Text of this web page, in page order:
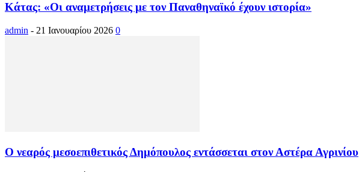
Κάτας: «Οι αναμετρήσεις με τον Παναθηναϊκό έχουν ιστορία»
admin - 21 Ιανουαρίου 2026 0
Ο νεαρός μεσοεπιθετικός Δημόπουλος εντάσσεται στον Αστέρα Αγρινίου